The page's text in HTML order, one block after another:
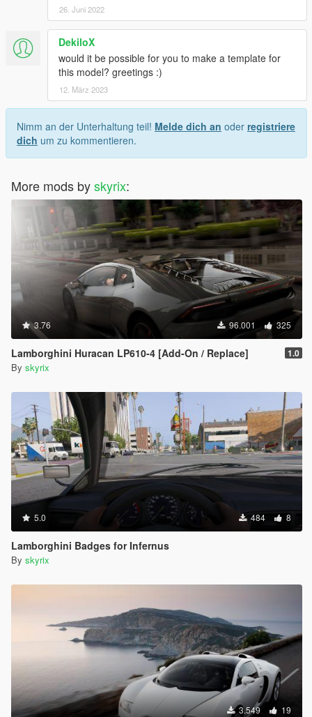
26. Juni 2022
DekiloX
would it be possible for you to make a template for
this model? greetings :)
12. März 2023
Nimm an der Unterhaltung teil! Melde dich an oder registriere
dich um zu kommentieren.
More mods byskyrix:
3.76 96.001 325
Lamborghini Huracan LP610-4 [Add-On / Replace] 1.0
By skyrix
5.0 484 8
Lamborghini Badges for Infernus
By skyrix
3.549 19